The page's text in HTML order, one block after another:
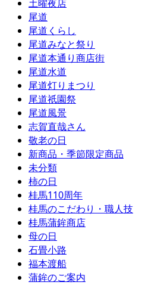
土曜夜店
尾道
尾道くらし
尾道みなと祭り
尾道本通り商店街
尾道水道
尾道灯りまつり
尾道祇園祭
尾道風景
志賀直哉さん
敬老の日
新商品・季節限定商品
未分類
柿の日
桂馬110周年
桂馬のこだわり・職人技
桂馬蒲鉾商店
母の日
石畳小路
福本渡船
蒲鉾のご案内